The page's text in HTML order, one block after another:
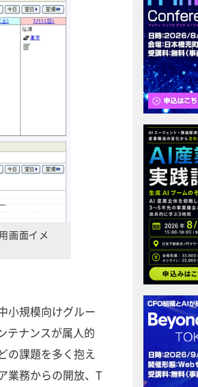
画面イメ
小規模向けグルー
テナンスが属人的
の課題を多く抱え
業務からの開放、T